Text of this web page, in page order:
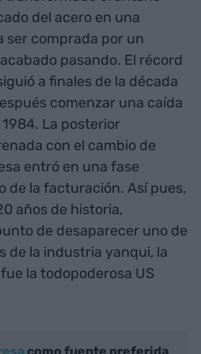
del acero en una
ser comprada por un
pasando. El récord
a finales de la década
comenzar una caída
La posterior
con el cambio de
entró en una fase
de la facturación. Así pues,
años de historia,
de desaparecer uno de
de la industria yanqui, la
la todopoderosa US